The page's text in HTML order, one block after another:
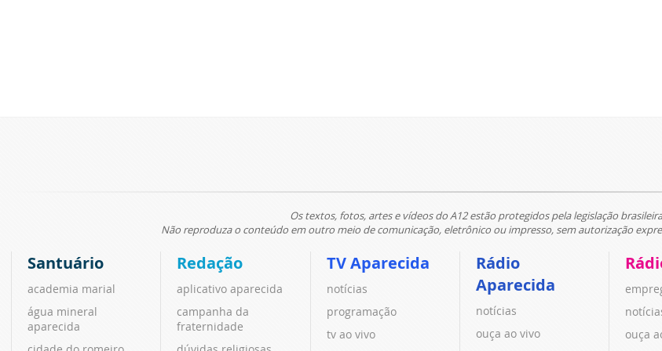
Os textos, fotos, artes e vídeos do A12 estão protegidos pela legislação
Não reproduza o conteúdo em outro meio de comunicação, eletrônico ou impresso, sem autorização
Santuário
academia marial
água mineral
aparecida
Redação
aplicativo aparecida
campanha da
fraternidade
TV Aparecida
notícias
programação
tv ao vivo
Rádio
Aparecida
notícias
ouça ao vivo
ouça